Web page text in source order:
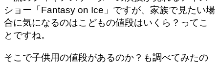
ショー「Fantasy on Ice」ですが、家族で見たい場
合に気になるのはこどもの値段はいくら？ってこ
とですね。
そこで子供用の値段があるのか？も調べてみたの